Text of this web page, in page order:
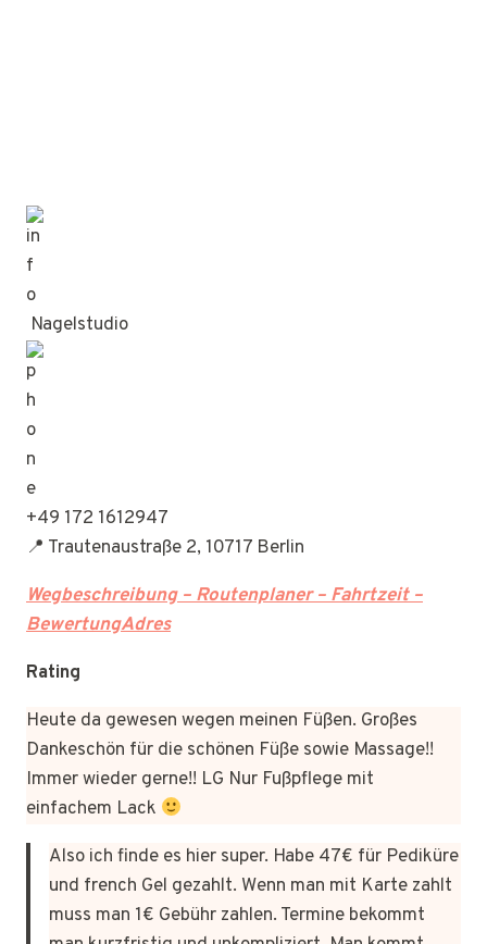
Nagelstudio
+49 172 1612947
📍 Trautenaustraße 2, 10717 Berlin
Wegbeschreibung – Routenplaner – Fahrtzeit –
BewertungAdres
Rating
Heute da gewesen wegen meinen Füßen. Großes
Dankeschön für die schönen Füße sowie Massage!!
Immer wieder gerne!! LG Nur Fußpflege mit
einfachem Lack
Also ich finde es hier super. Habe 47€ für Pediküre
und french Gel gezahlt. Wenn man mit Karte zahlt
muss man 1€ Gebühr zahlen. Termine bekommt